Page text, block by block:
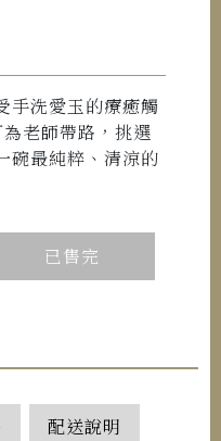
手洗愛玉的療癒觸
老師帶路，挑選
碗最純粹、清涼的
已售完
配送說明